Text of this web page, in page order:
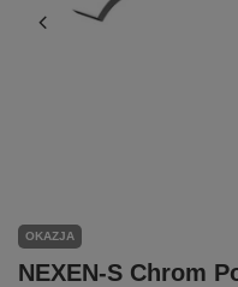
OKAZJA
NEXEN-S Chrom